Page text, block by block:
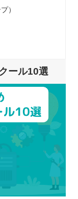
）
）
ンジニア）
のどちらか
るか
か
ット
ール10選